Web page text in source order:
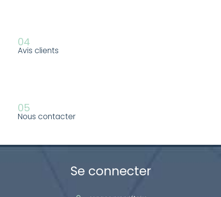
04
Avis clients
05
Nous contacter
Se connecter